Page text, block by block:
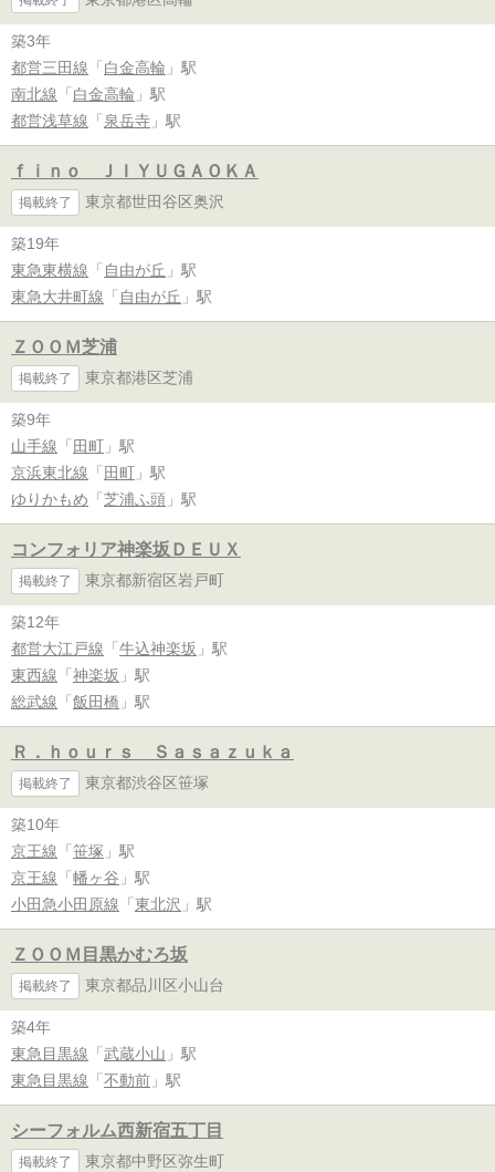
築3年
都営三田線 「 白金高輪 」駅
南北線 「 白金高輪 」駅
都営浅草線 「 泉岳寺 」駅
ｆｉｎｏ ＪＩＹＵＧＡＯＫＡ
掲載終了 東京都世田谷区奥沢
築19年
東急東横線 「 自由が丘 」駅
東急大井町線 「 自由が丘 」駅
ＺＯＯＭ芝浦
掲載終了 東京都港区芝浦
築9年
山手線 「 田町 」駅
京浜東北線 「 田町 」駅
ゆりかもめ 「 芝浦ふ頭 」駅
コンフォリア神楽坂ＤＥＵＸ
掲載終了 東京都新宿区岩戸町
築12年
都営大江戸線 「 牛込神楽坂 」駅
東西線 「 神楽坂 」駅
総武線 「 飯田橋 」駅
Ｒ．ｈｏｕｒｓ Ｓａｓａｚｕｋａ
掲載終了 東京都渋谷区笹塚
築10年
京王線 「 笹塚 」駅
京王線 「 幡ヶ谷 」駅
小田急小田原線 「 東北沢 」駅
ＺＯＯＭ目黒かむろ坂
掲載終了 東京都品川区小山台
築4年
東急目黒線 「 武蔵小山 」駅
東急目黒線 「 不動前 」駅
シーフォルム西新宿五丁目
掲載終了 東京都中野区弥生町